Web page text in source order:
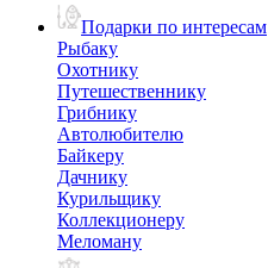
Подарки по интересам
Рыбаку
Охотнику
Путешественнику
Грибнику
Автолюбителю
Байкеру
Дачнику
Курильщику
Коллекционеру
Меломану